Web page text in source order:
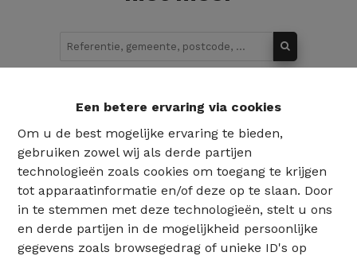
Een betere ervaring via cookies
Om u de best mogelijke ervaring te bieden,
gebruiken zowel wij als derde partijen
technologieën zoals cookies om toegang te krijgen
tot apparaatinformatie en/of deze op te slaan. Door
in te stemmen met deze technologieën, stelt u ons
en derde partijen in de mogelijkheid persoonlijke
gegevens zoals browsegedrag of unieke ID's op